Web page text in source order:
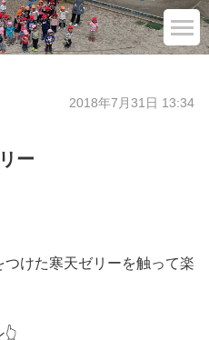
2018年7月31日 13:34
ー
けた寒天ゼリーを触って楽